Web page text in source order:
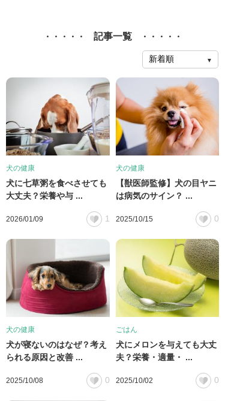
記事一覧
犬の健康
犬に七草粥を食べさせても
大丈夫？栄養や与 ...
2026/01/09 1
犬の健康
【獣医師監修】犬の目ヤニ
は病気のサイン？ ...
2025/10/15 0
犬の健康
犬が寝ないのはなぜ？考え
られる原因と改善 ...
2025/10/08 0
ごはん
犬にメロンを与えても大丈
夫？栄養・適量・ ...
2025/10/02 0